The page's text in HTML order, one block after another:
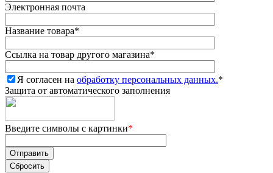
Электронная почта
Название товара*
Ссылка на товар другого магазина*
Я согласен на обработку персональных данных.*
Защита от автоматического заполнения
Введите символы с картинки*